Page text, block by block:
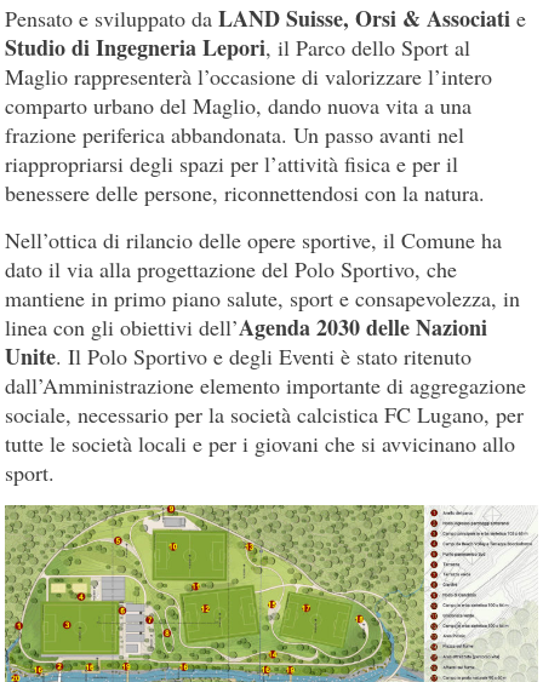
Pensato e sviluppato daLAND Suisse, Orsi & Associati e
Studio di Ingegneria Lepori, il Parco dello Sport al
Maglio rappresenterà l’occasione di valorizzare l’intero
comparto urbano del Maglio, dando nuova vita a una
frazione periferica abbandonata. Un passo avanti nel
riappropriarsi degli spazi per l’attività fisica e per il
benessere delle persone, riconnettendosi con la natura.
Nell’ottica di rilancio delle opere sportive, il Comune ha
dato il via alla progettazione del Polo Sportivo, che
mantiene in primo piano salute, sport e consapevolezza, in
linea con gli obiettivi dell’Agenda 2030 delle Nazioni
Unite. Il Polo Sportivo e degli Eventi è stato ritenuto
dall’Amministrazione elemento importante di aggregazione
sociale, necessario per la società calcistica FC Lugano, per
tutte le società locali e per i giovani che si avvicinano allo
sport.